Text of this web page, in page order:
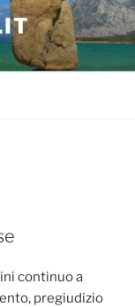
continuo a
pregiudizio